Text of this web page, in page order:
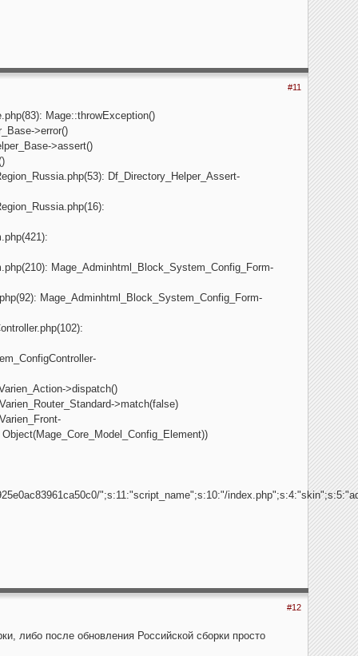
#11
Mage::throwException()
>error()
>assert()
Df_Directory_Helper_Assert-
Mage_Adminhtml_Block_System_Config_Form-
Mage_Adminhtml_Block_System_Config_Form-
>dispatch()
>match(false)
";s:11:"script_name";s:10:"/
#12
либо после обновления Российской сборки просто